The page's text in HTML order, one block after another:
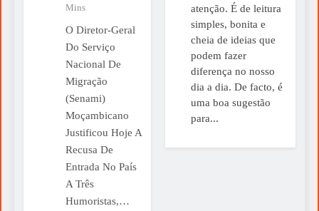
Mins
O Diretor-Geral
Do Serviço
Nacional De
Migração
(Senami)
Moçambicano
Justificou Hoje A
Recusa De
Entrada No País
A Três
Humoristas,…
atenção. É de leitura
simples, bonita e
cheia de ideias que
podem fazer
diferença no nosso
dia a dia. De facto, é
uma boa sugestão
para...